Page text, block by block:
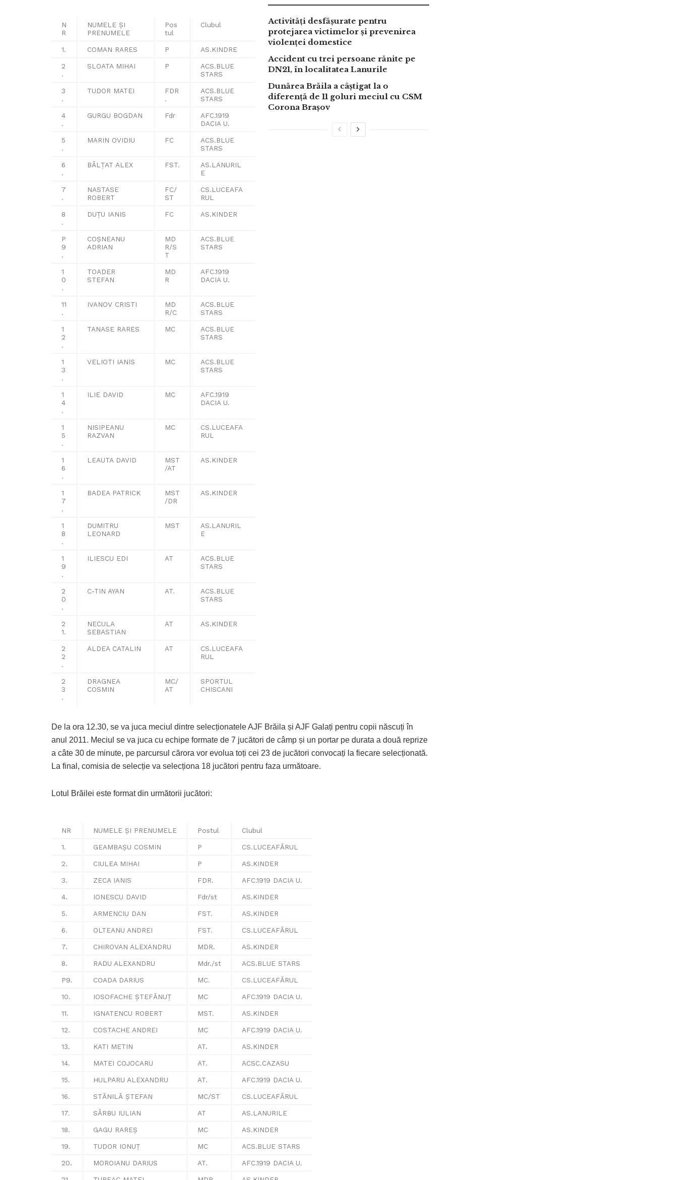
Activități desfășurate pentru
protejarea victimelor și prevenirea
violenței domestice
Accident cu trei persoane rănite pe
DN21, în localitatea Lanurile
Dunărea Brăila a câștigat la o
diferență de 11 goluri meciul cu CSM
Corona Brașov
N
R
NUMELE ȘI
PRENUMELE
Pos
tul
Clubul
1. COMAN RARES P AS.KINDRE
2
.
SLOATA MIHAI P
ACS.BLUE
STARS
3
.
TUDOR MATEI
FDR
.
ACS.BLUE
STARS
4
.
GURGU BOGDAN Fdr
AFC.1919
DACIA U.
5
.
MARIN OVIDIU FC
ACS.BLUE
STARS
6
.
BĂLȚAT ALEX FST.
AS.LANURIL
E
7
.
NASTASE
ROBERT
FC/
ST
CS.LUCEAFA
RUL
8
.
DUȚU IANIS FC AS.KINDER
P
9
.
COȘNEANU
ADRIAN
MD
R/S
T
ACS.BLUE
STARS
1
0
.
TOADER
STEFAN
MD
R
AFC.1919
DACIA U.
11
.
IVANOV CRISTI
MD
R/C
ACS.BLUE
STARS
1
2
.
TANASE RARES MC
ACS.BLUE
STARS
1
3
.
VELIOTI IANIS MC
ACS.BLUE
STARS
1
4
.
ILIE DAVID MC
AFC.1919
DACIA U.
1
5
.
NISIPEANU
RAZVAN
MC
CS.LUCEAFA
RUL
1
6
.
LEAUTA DAVID
MST
/AT
AS.KINDER
1
7
.
BADEA PATRICK
MST
/DR
AS.KINDER
1
8
.
DUMITRU
LEONARD
MST
AS.LANURIL
E
1
9
.
ILIESCU EDI AT
ACS.BLUE
STARS
2
0
.
C-TIN AYAN AT.
ACS.BLUE
STARS
2
1.
NECULA
SEBASTIAN
AT AS.KINDER
2
2
.
ALDEA CATALIN AT
CS.LUCEAFA
RUL
2
3
.
DRAGNEA
COSMIN
MC/
AT
SPORTUL
CHISCANI
De la ora 12.30, se va juca meciul dintre selecționatele AJF Brăila și AJF Galați pentru copii născuți în
anul 2011. Meciul se va juca cu echipe formate de 7 jucători de câmp și un portar pe durata a două reprize
a câte 30 de minute, pe parcursul cărora vor evolua toți cei 23 de jucători convocați la fiecare selecționată.
La final, comisia de selecție va selecționa 18 jucători pentru faza următoare.
Lotul Brăilei este format din următorii jucători:
NR NUMELE ȘI PRENUMELE Postul Clubul
1. GEAMBAȘU COSMIN P CS.LUCEAFĂRUL
2. CIULEA MIHAI P AS.KINDER
3. ZECA IANIS FDR. AFC.1919 DACIA U.
4. IONESCU DAVID Fdr/st AS.KINDER
5. ARMENCIU DAN FST. AS.KINDER
6. OLTEANU ANDREI FST. CS.LUCEAFĂRUL
7. CHIROVAN ALEXANDRU MDR. AS.KINDER
8. RADU ALEXANDRU Mdr./st ACS.BLUE STARS
P9. COADA DARIUS MC. CS.LUCEAFĂRUL
10. IOSOFACHE ȘTEFĂNUȚ MC AFC.1919 DACIA U.
11. IGNATENCU ROBERT MST. AS.KINDER
12. COSTACHE ANDREI MC AFC.1919 DACIA U.
13. KATI METIN AT. AS.KINDER
14. MATEI COJOCARU AT. ACSC.CAZASU
15. HULPARU ALEXANDRU AT. AFC.1919 DACIA U.
16. STĂNILĂ ȘTEFAN MC/ST CS.LUCEAFĂRUL
17. SÂRBU IULIAN AT AS.LANURILE
18. GAGU RAREȘ MC AS.KINDER
19. TUDOR IONUȚ MC ACS.BLUE STARS
20. MOROIANU DARIUS AT. AFC.1919 DACIA U.